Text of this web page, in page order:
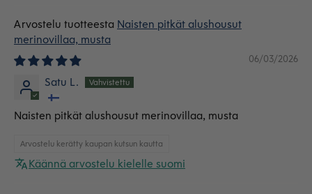
Naisten pitkät alushousut
merinovillaa, musta
06/03/2026
Satu L.
Naisten pitkät alushousut merinovillaa, musta
Arvostelu kerätty kaupan kutsun kautta
Käännä arvostelu kielelle suomi